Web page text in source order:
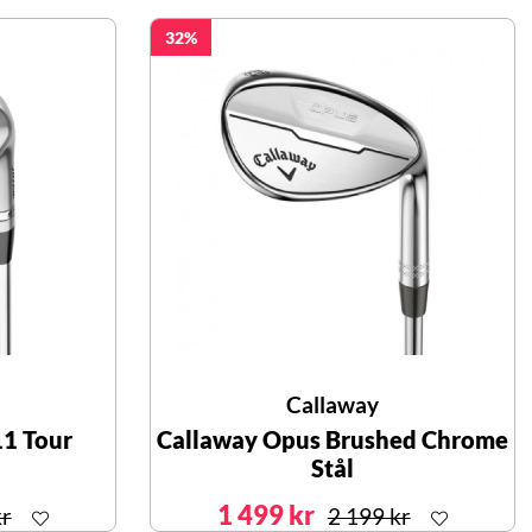
Tour
32
Callaway
Callaway Opus Brushed Chrome
Stål
1 499 kr 2 199 kr